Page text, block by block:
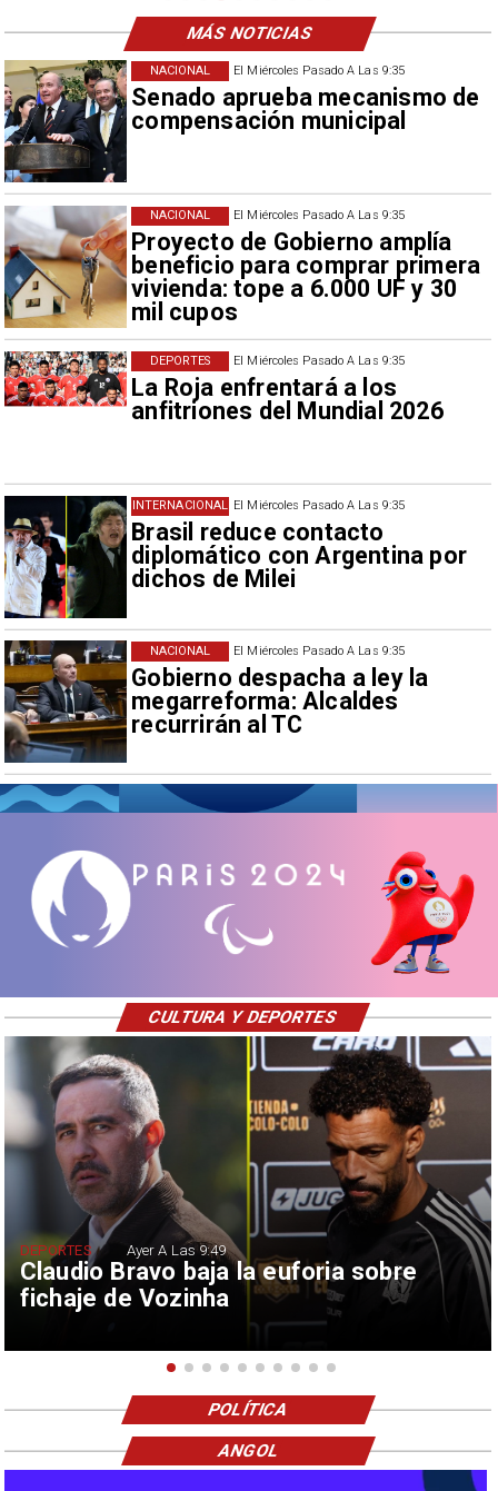
El Miércoles Pasado A Las 9:35
Senado aprueba mecanismo de
compensación municipal
NACIONAL
El Miércoles Pasado A Las 9:35
Proyecto de Gobierno amplía
beneficio para comprar primera
vivienda: tope a 6.000 UF y 30
mil cupos
NACIONAL
El Miércoles Pasado A Las 9:35
La Roja enfrentará a los
anfitriones del Mundial 2026
DEPORTES
El Miércoles Pasado A Las 9:35
Brasil reduce contacto
diplomático con Argentina por
dichos de Milei
INTERNACIONAL
El Miércoles Pasado A Las 9:35
Gobierno despacha a ley la
megarreforma: Alcaldes
recurrirán al TC
NACIONAL
MÁS NOTICIAS
Claudio Bravo baja la euforia sobre
fichaje de Vozinha
DEPORTES Ayer A Las 9:49
CULTURA Y DEPORTES
POLÍTICA
ANGOL